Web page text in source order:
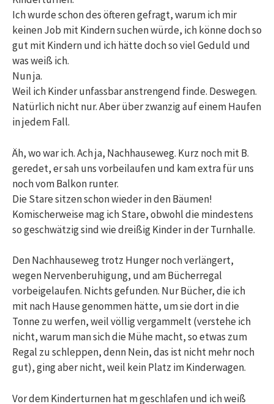
Ich wurde schon des öfteren gefragt, warum ich mir
keinen Job mit Kindern suchen würde, ich könne doch so
gut mit Kindern und ich hätte doch so viel Geduld und
was weiß ich.
Nun ja.
Weil ich Kinder unfassbar anstrengend finde. Deswegen.
Natürlich nicht nur. Aber über zwanzig auf einem Haufen
in jedem Fall.
Äh, wo war ich. Ach ja, Nachhauseweg. Kurz noch mit B.
geredet, er sah uns vorbeilaufen und kam extra für uns
noch vom Balkon runter.
Die Stare sitzen schon wieder in den Bäumen!
Komischerweise mag ich Stare, obwohl die mindestens
so geschwätzig sind wie dreißig Kinder in der Turnhalle.
Den Nachhauseweg trotz Hunger noch verlängert,
wegen Nervenberuhigung, und am Bücherregal
vorbeigelaufen. Nichts gefunden. Nur Bücher, die ich
mit nach Hause genommen hätte, um sie dort in die
Tonne zu werfen, weil völlig vergammelt (verstehe ich
nicht, warum man sich die Mühe macht, so etwas zum
Regal zu schleppen, denn Nein, das ist nicht mehr noch
gut), ging aber nicht, weil kein Platz im Kinderwagen.
Vor dem Kinderturnen hat m geschlafen und ich weiß